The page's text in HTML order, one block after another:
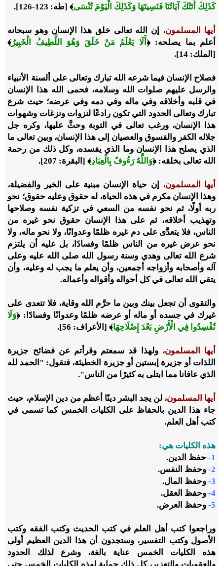
كَذَلِكَ أَتَتْكَ آيَاتُنَا فَنَسِيتَهَا وَكَذَلِكَ الْيَوْمَ تُنْسَى﴾ [طه: 123-126].
أيها المسلمون، إن الله تعالى خلق هذا الإنسان وهو سبحانه
أعلم بما يصلحه:﴿ أَلَا يَعْلَمُ مَنْ خَلَقَ وَهُوَ اللَّطِيفُ الْخَبِيرُ﴾
[الملك: 14].
فصلاح الإنسان فيما شرعه الله تبارك وتعالى على ألسنة الأنبياء
والرسل عليهم صلوات الله وسلامه، فحمى الله هذا الإنسان
في قلبه وأخلاقه وفي ماله وفي دمه وفي عرضه؛ حيث شرع
تبارك وتعالى الحدود التي تكون رادعًا لنزوات ونزغات وشهوات
هذا الإنسان، ورغب تعالى في التوبة وحثَّ عليها، وكره جل
جلاله الكفر والفسوق والعصيان إلى هذا الإنسان، وبين تعالى ما
الذي يصلح هذا الإنسان وما الذي يفسده، وكل ذلك من رحمة
الله تعالى بخلقه: ﴿وَاللَّهُ رَءُوفٌ بِالْعِبَادِ﴾ [البقرة: 207].
أيها المسلمون، إن حياة الإنسان مبنية على الخير والفضيلة،
وهذا الإنسان مكرم في هذه الحياة، له حقوق وعليه حقوق؛ نحو
ربه أولًا، ثم نحو نفسه من السعي في تزكية نفسه وصلاحها
وتهذيب أخلاقه، ثم على هذا الإنسان حقوق نحو غيره من
الناس، فلا يتعدَّى على دم غيره ظلمًا وعدوانًا، ولا نحو ماله، ولا
نحو عرض غيره من الناس ظلمًا وفسادًا، بل عليه أن يلتزم
شرع الله تعالى وهدي وسنة رسول الله صلى الله عليه وعلى
آله وأصحابه وأزواجه أجمعين، وأن يعلم ما يجب له وعليه، وأن
يتقي الله تعالى في كل أحواله وأقواله وأعماله.
والتقوى أن تجعل بينك وبين ما حرَّم الله وقاية، فلا تتعدى على
غيرك في جسده أو ماله أو عرضه ظلمًا وعدوانًا وفسادًا: ﴿وَلَا
تُفْسِدُوا فِي الْأَرْضِ بَعْدَ إِصْلَاحِهَا﴾ [الأعراف: 56].
أيها المسلمون، ولهذا قد سمعتم وقرأتم عن فضائح جزيرة
اللذات أو جزيرة إبستين أو جزيرة الخطيئة، فنقول: "الحمد لله
الذي عافانا مما ابتلى به كثيرًا من الناس".
أيها المسلمون،لن يجد البشر دينًا أعظم من دين الإسلام، حيث
جاء هذا الدين بالحفاظ على الكليات الخمس كما تسمى في
كتب أهل العلم.
هذه الكليات هي:
1-
حفظ الدين.
2- وحفظ النفس.
3- وحفظ المال.
4- وحفظ العقل.
5- وحفظ العرض.
وراجعوا كتب أهل العلم في كتب الحديث وكتب الفقه وكتب
الأصول وكتب التفسير، وستجدون أن هذا الدين العظيم أولى
هذه الكليات الخمس عناية بالغة، وشرع لذلك الحدود